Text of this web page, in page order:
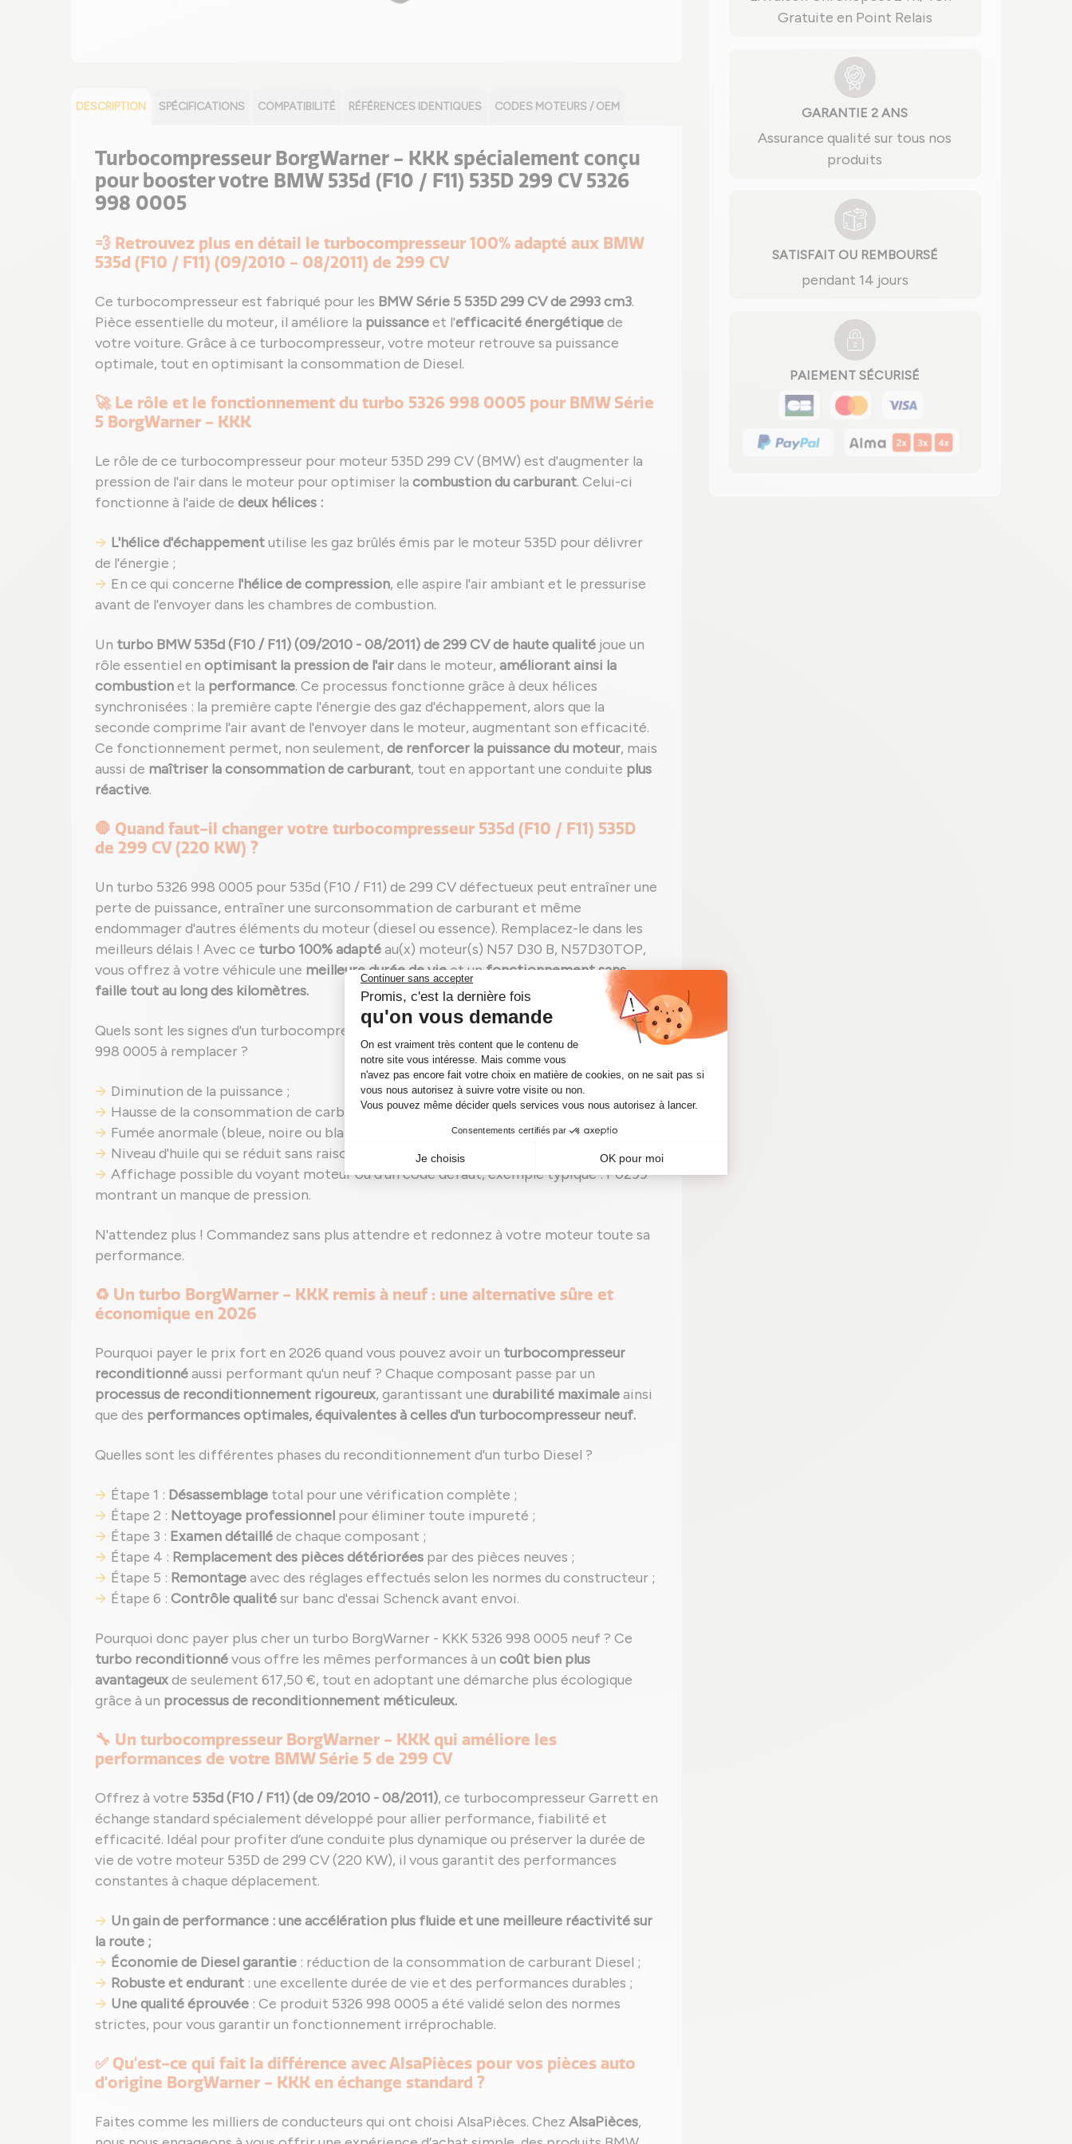
DESCRIPTION SPÉCIFICATIONS COMPATIBILITÉ RÉFÉRENCES IDENTIQUES CODES MOTEURS / OEM
Turbocompresseur BorgWarner - KKK spécialement conçu
pour booster votre BMW 535d (F10 / F11) 535D 299 CV 5326
998 0005
💨 Retrouvez plus en détail le turbocompresseur 100% adapté aux BMW
535d (F10 / F11) (09/2010 - 08/2011) de 299 CV
Ce turbocompresseur est fabriqué pour les BMW Série 5 535D 299 CV de 2993 cm3.
Pièce essentielle du moteur, il améliore la puissanceet l'efficacité énergétiquede
votre voiture. Grâce à ce turbocompresseur, votre moteur retrouve sa puissance
optimale, tout en optimisant la consommation de Diesel.
🚀 Le rôle et le fonctionnement du turbo 5326 998 0005 pour BMW Série
5 BorgWarner - KKK
Le rôle de ce turbocompresseur pour moteur 535D 299 CV (BMW) est d'augmenter la
pression de l'air dans le moteur pour optimiser la combustion du carburant. Celui-ci
fonctionne à l'aide de deux hélices :
L'hélice d'échappementutilise les gaz brûlés émis par le moteur 535D pour délivrer
de l'énergie ;
En ce qui concerne l'hélice de compression, elle aspire l'air ambiant et le pressurise
avant de l'envoyer dans les chambres de combustion.
Un turbo BMW 535d (F10 / F11) (09/2010 - 08/2011) de 299 CV de haute qualité joue un
rôle essentiel en optimisant la pression de l'airdans le moteur, améliorant ainsi la
combustionet la performance. Ce processus fonctionne grâce à deux hélices
synchronisées : la première capte l'énergie des gaz d'échappement, alors que la
seconde comprime l'air avant de l'envoyer dans le moteur, augmentant son efficacité.
Ce fonctionnement permet, non seulement, de renforcer la puissance du moteur, mais
aussi de maîtriser la consommation de carburant, tout en apportant une conduite plus
réactive.
🛑 Quand faut-il changer votre turbocompresseur 535d (F10 / F11) 535D
de 299 CV (220 KW) ?
Un turbo 5326 998 0005 pour 535d (F10 / F11) de 299 CV défectueux peut entraîner une
perte de puissance, entraîner une surconsommation de carburant et même
endommager d'autres éléments du moteur (diesel ou essence). Remplacez-le dans les
meilleurs délais ! Avec ce turbo 100% adaptéau(x) moteur(s) N57 D30 B, N57D30TOP,
vous offrez à votre véhicule une meilleure durée de vieet unfonctionnement sans
faille tout au long des kilomètres.
Quels sont les signes d'un turbocompresseur BMW 535d (F10 / F11) 535D 299 CV 5326
998 0005 à remplacer ?
Diminution de la puissance ;
Hausse de la consommation de carburant ;
Fumée anormale (bleue, noire ou blanche) et/ou sifflement excessif ;
Niveau d'huile qui se réduit sans raison apparente sans trace apparente ;
Affichage possible du voyant moteur ou d'un code défaut, exemple typique : P0299
montrant un manque de pression.
N'attendez plus ! Commandez sans plus attendre et redonnez à votre moteur toute sa
performance.
♻️ Un turbo BorgWarner - KKK remis à neuf : une alternative sûre et
économique en 2026
Pourquoi payer le prix fort en 2026 quand vous pouvez avoir un turbocompresseur
reconditionnéaussi performant qu'un neuf ? Chaque composant passe par un
processus de reconditionnement rigoureux, garantissant une durabilité maximaleainsi
que des performances optimales, équivalentes à celles d'un turbocompresseur neuf.
Quelles sont les différentes phases du reconditionnement d'un turbo Diesel ?
Étape 1 : Désassemblage total pour une vérification complète ;
Étape 2 : Nettoyage professionnel pour éliminer toute impureté ;
Étape 3 : Examen détailléde chaque composant ;
Étape 4 : Remplacement des pièces détériorées par des pièces neuves ;
Étape 5 : Remontageavec des réglages effectués selon les normes du constructeur ;
Étape 6 : Contrôle qualitésur banc d'essai Schenck avant envoi.
Pourquoi donc payer plus cher un turbo BorgWarner - KKK 5326 998 0005 neuf ? Ce
turbo reconditionnévous offre les mêmes performances à un coût bien plus
avantageuxde seulement 617,50 €, tout en adoptant une démarche plus écologique
grâce à un processus de reconditionnement méticuleux.
🔧 Un turbocompresseur BorgWarner - KKK qui améliore les
performances de votre BMW Série 5 de 299 CV
Offrez à votre 535d (F10 / F11) (de 09/2010 - 08/2011), ce turbocompresseur Garrett en
échange standard spécialement développé pour allier performance, fiabilité et
efficacité. Idéal pour profiter d’une conduite plus dynamique ou préserver la durée de
vie de votre moteur 535D de 299 CV (220 KW), il vous garantit des performances
constantes à chaque déplacement.
Un gain de performance : une accélération plus fluide et une meilleure réactivité sur
la route ;
Économie de Diesel garantie : réduction de la consommation de carburant Diesel ;
Robuste et endurant : une excellente durée de vie et des performances durables ;
Une qualité éprouvée : Ce produit 5326 998 0005 a été validé selon des normes
strictes, pour vous garantir un fonctionnement irréprochable.
✅ Qu'est-ce qui fait la différence avec AlsaPièces pour vos pièces auto
d'origine BorgWarner - KKK en échange standard ?
Faites comme les milliers de conducteurs qui ont choisi AlsaPièces. Chez AlsaPièces,
Gratuite en Point Relais
GARANTIE 2 ANS
Assurance qualité sur tous nos
produits
SATISFAIT OU REMBOURSÉ
pendant 14 jours
PAIEMENT SÉCURISÉ